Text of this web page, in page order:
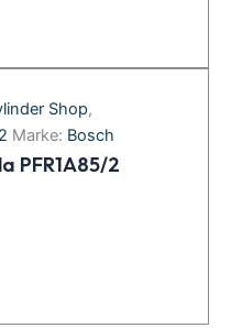
Shop,
Marke: Bosch
PFR1A85/2